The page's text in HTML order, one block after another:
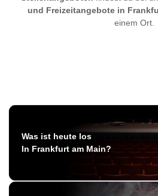
und Freizeitangebote in
einem Ort.
Was ist heute los
In Frankfurt am Main?